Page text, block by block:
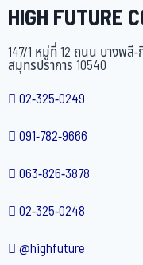
HIGH FUTURE
147/1 หมู่ที่ 12 ถนน บางพ
สมุทรปราการ 10540
02-325-0249
091-782-9666
063-826-3878
02-325-0248
@highfuture